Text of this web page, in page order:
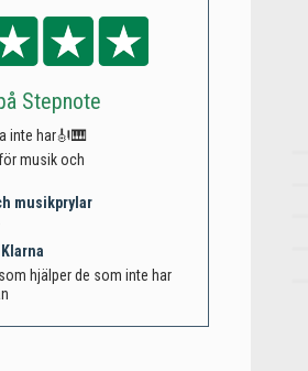
Stepnote
inte har🎻🎹
musik och
musikprylar
hjälper de som inte har